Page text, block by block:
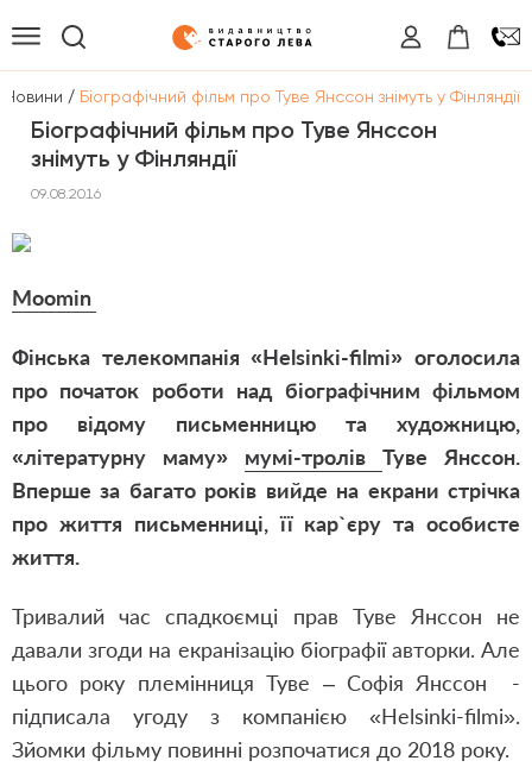
Новини / Біографічний фільм про Туве Янссон знімуть у Фінляндії
Біографічний фільм про Туве Янссон
знімуть у Фінляндії
09.08.2016
Moomin
Фінська телекомпанія «Helsinki-filmi» оголосила
про початок роботи над біографічним фільмом
про відому письменницю та художницю,
«літературну маму» мумі-тролів Туве Янссон.
Вперше за багато років вийде на екрани стрічка
про життя письменниці, її кар`єру та особисте
життя.
Тривалий час спадкоємці прав Туве Янссон не
давали згоди на екранізацію біографії авторки. Але
цього року племінниця Туве – Софія Янссон -
підписала угоду з компанією «Helsinki-filmi».
Зйомки фільму повинні розпочатися до 2018 року.